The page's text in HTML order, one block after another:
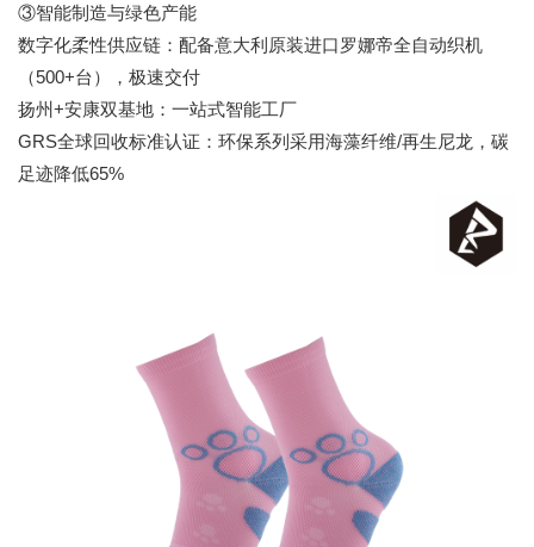
③智能制造与绿色产能
数字化柔性供应链：配备意大利原装进口罗娜帝全自动织机
（500+台），极速交付
扬州+安康双基地：一站式智能工厂
GRS全球回收标准认证：环保系列采用海藻纤维/再生尼龙，碳
足迹降低65%